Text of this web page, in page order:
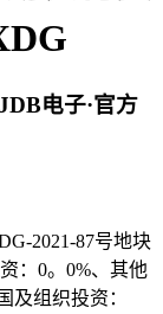
电子·官方
2021-87号地块
：0。0%、其他
及组织投资：